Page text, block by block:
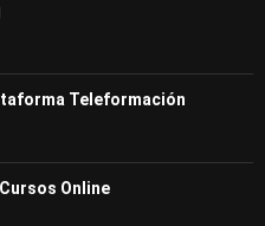
Teleformación
Online